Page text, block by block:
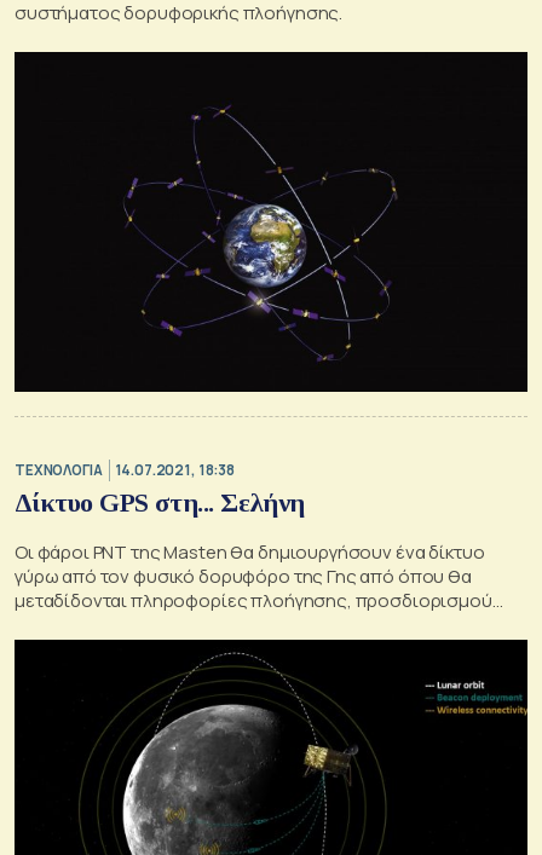
συστήματος δορυφορικής πλοήγησης.
ΤΕΧΝΟΛΟΓΙΑ 14.07.2021, 18:38
Δίκτυο GPS στη... Σελήνη
Οι φάροι PNT της Masten θα δημιουργήσουν ένα δίκτυο
γύρω από τον φυσικό δορυφόρο της Γης από όπου θα
μεταδίδονται πληροφορίες πλοήγησης, προσδιορισμού